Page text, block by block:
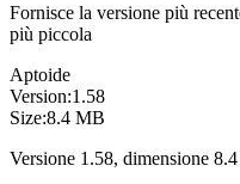
Fornisce la versione più
più piccola
Aptoide
Version:1.58
Size:8.4 MB
Versione 1.58, dimensione